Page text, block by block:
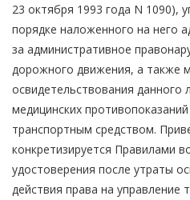
23 октября 1993 года N 1090),
порядке наложенного на него
за административное
дорожного движения, а также
освидетельствования данного
медицинских
транспортным средством.
конкретизируется Правилами
удостоверения после утраты
действия права на управление